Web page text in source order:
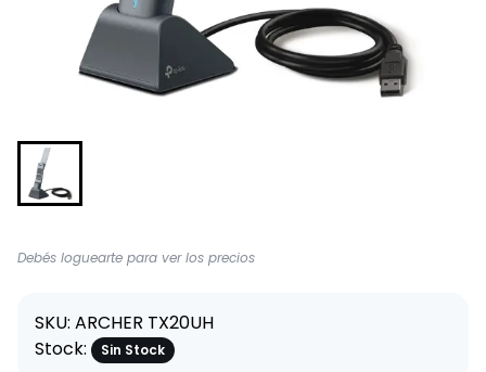
Debés loguearte para ver los precios
SKU: ARCHER TX20UH
Stock:
Sin Stock